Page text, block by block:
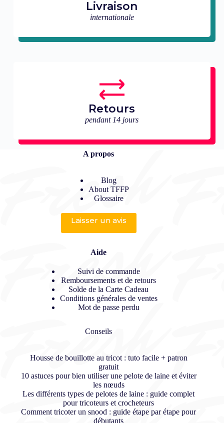
Livraison
internationale
Retours
pendant 14 jours
A propos
Blog
About TFFP
Glossaire
Laisser un avis
Aide
Suivi de commande
Remboursements et de retours
Solde de la Carte Cadeau
Conditions générales de ventes
Mot de passe perdu
Conseils
Housse de bouillotte au tricot : tuto facile + patron
gratuit
10 astuces pour bien utiliser une pelote de laine et éviter
les nœuds
Les différents types de pelotes de laine : guide complet
pour tricoteurs et crocheteurs
Comment tricoter un snood : guide étape par étape pour
débutants